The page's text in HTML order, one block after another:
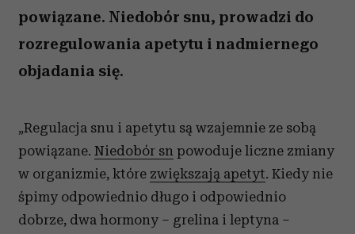
powiązane. Niedobór snu, prowadzi do
rozregulowania apetytu i nadmiernego
objadania się.
„Regulacja snu i apetytu są wzajemnie ze sobą
powiązane. Niedobór sn powoduje liczne zmiany
w organizmie, które zwiększają apetyt. Kiedy nie
śpimy odpowiednio długo i odpowiednio
dobrze, dwa hormony – grelina i leptyna –